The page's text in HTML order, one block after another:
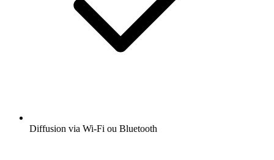
Diffusion via Wi-Fi ou Bluetooth